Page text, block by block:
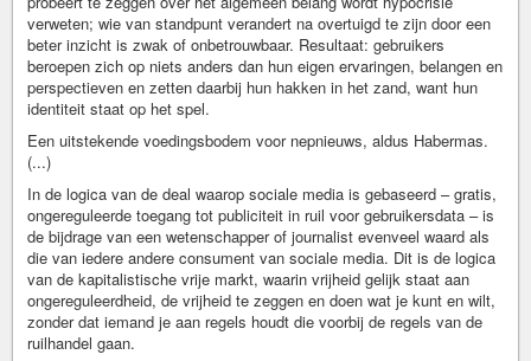
verweten; wie van standpunt verandert na overtuigd te zijn door een
beter inzicht is zwak of onbetrouwbaar. Resultaat: gebruikers
beroepen zich op niets anders dan hun eigen ervaringen, belangen en
perspectieven en zetten daarbij hun hakken in het zand, want hun
identiteit staat op het spel.
Een uitstekende voedingsbodem voor nepnieuws, aldus Habermas.
(...)
In de logica van de deal waarop sociale media is gebaseerd – gratis,
ongereguleerde toegang tot publiciteit in ruil voor gebruikersdata – is
de bijdrage van een wetenschapper of journalist evenveel waard als
die van iedere andere consument van sociale media. Dit is de logica
van de kapitalistische vrije markt, waarin vrijheid gelijk staat aan
ongereguleerdheid, de vrijheid te zeggen en doen wat je kunt en wilt,
zonder dat iemand je aan regels houdt die voorbij de regels van de
ruilhandel gaan.